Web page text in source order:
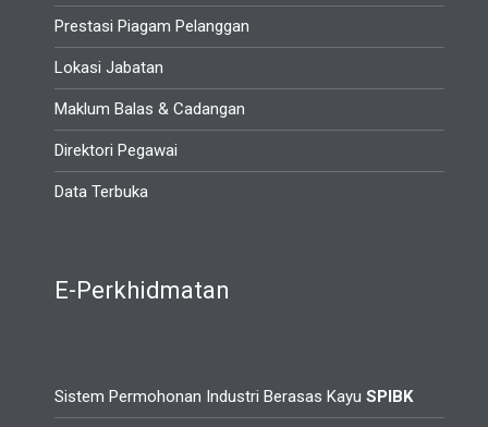
Prestasi Piagam Pelanggan
Lokasi Jabatan
Maklum Balas & Cadangan
Direktori Pegawai
Data Terbuka
E-Perkhidmatan
Sistem Permohonan Industri Berasas Kayu SPIBK